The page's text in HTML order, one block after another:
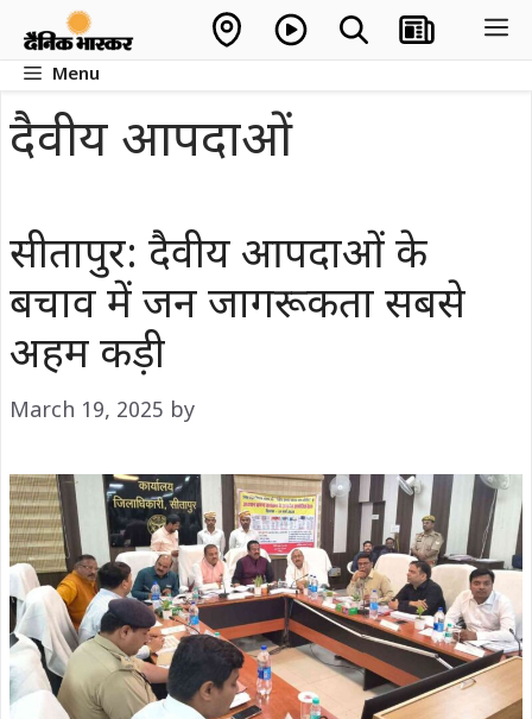
contentMenu
दैवीय आपदाओं
सीतापुर: दैवीय आपदाओं के
बचाव में जन जागरूकता सबसे
अहम कड़ी
March 19, 2025 by